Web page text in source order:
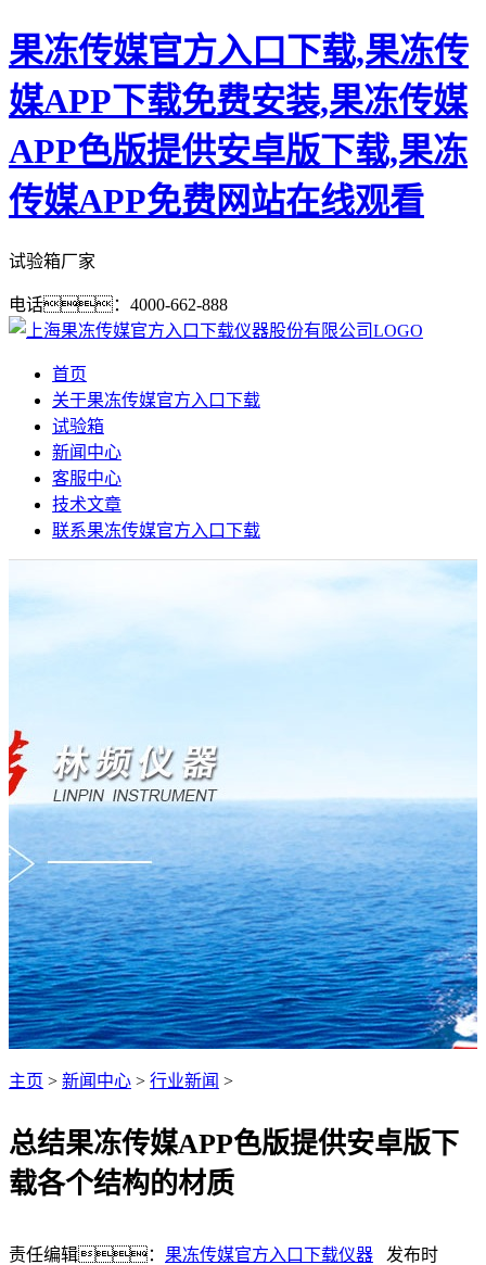
果冻传媒官方入口下载,果冻传
媒APP下载免费安装,果冻传媒
APP色版提供安卓版下载,果冻
传媒APP免费网站在线观看
试验箱厂家
电话：4000-662-888
首页
关于果冻传媒官方入口下载
试验箱
新闻中心
客服中心
技术文章
联系果冻传媒官方入口下载
主页 > 新闻中心 > 行业新闻 >
总结果冻传媒APP色版提供安卓版下
载各个结构的材质
责任编辑： 果冻传媒官方入口下载仪器 发布时